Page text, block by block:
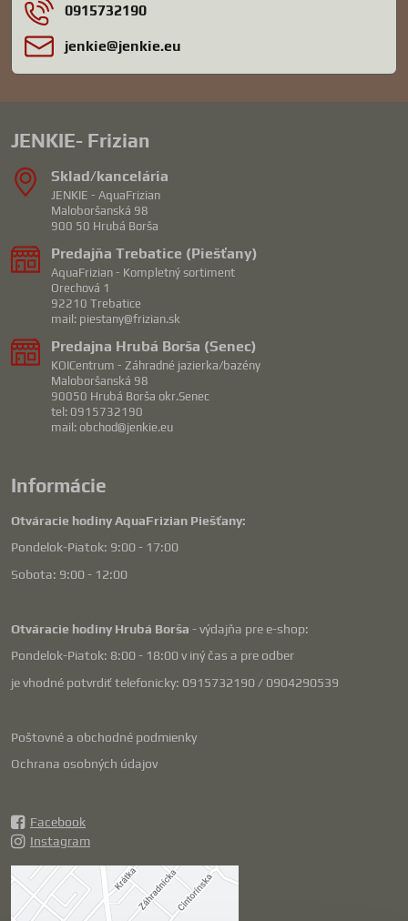
0915732190
jenkie​@jenkie​.eu
JENKIE- Frizian
Sklad/kancelária
JENKIE - AquaFrizian
Maloboršanská 98
900 50 Hrubá Borša
Predajňa Trebatice (Piešťany)
AquaFrizian - Kompletný sortiment
Orechová 1
92210 Trebatice
mail: piestany@frizian.sk
Predajna Hrubá Borša (Senec)
KOICentrum - Záhradné jazierka/bazény
Maloboršanská 98
90050 Hrubá Borša okr.Senec
tel: 0915732190
mail: obchod@jenkie.eu
Informácie
Otváracie hodiny AquaFrizian Piešťany:
Pondelok-Piatok: 9:00 - 17:00
Sobota: 9:00 - 12:00
Otváracie hodiny Hrubá Borša - výdajňa pre e-shop:
Pondelok-Piatok: 8:00 - 18:00 v iný čas a pre odber
je vhodné potvrdiť telefonicky: 0915732190 / 0904290539
Poštovné a obchodné podmienky
Ochrana osobných údajov
Facebook
Instagram
Externý obsah je